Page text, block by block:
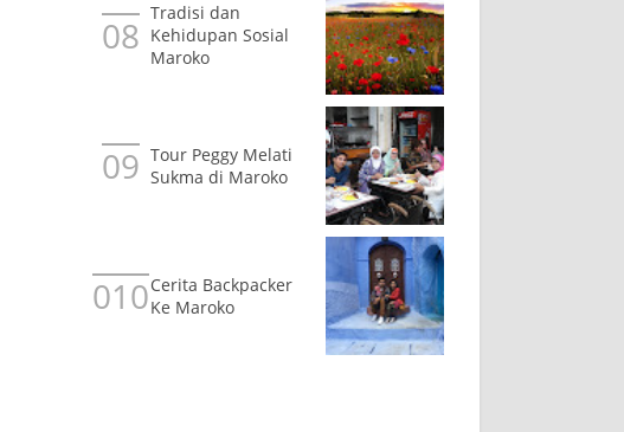
Tradisi dan
Kehidupan Sosial
Maroko
Tour Peggy Melati
Sukma di Maroko
Cerita Backpacker
Ke Maroko